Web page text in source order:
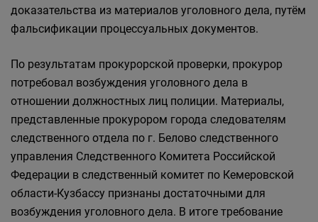
доказательства из материалов уголовного дела, путём
фальсификации процессуальных документов.
По результатам прокурорской проверки, прокурор
потребовал возбуждения уголовного дела в
отношении должностных лиц полиции. Материалы,
представленные прокурором города следователям
следственного отдела по г. Белово следственного
управления Следственного Комитета Российской
Федерации в следственный комитет по Кемеровской
области-Кузбассу признаны достаточными для
возбуждения уголовного дела. В итоге требование